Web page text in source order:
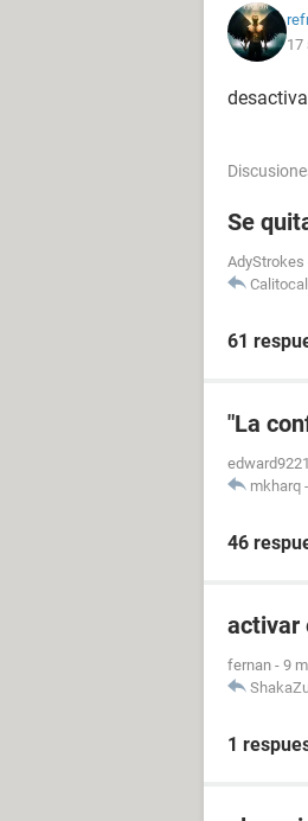
17
Se
AdyStrokes
61
"La
mkharq -
46
activar
fernan - 9
1